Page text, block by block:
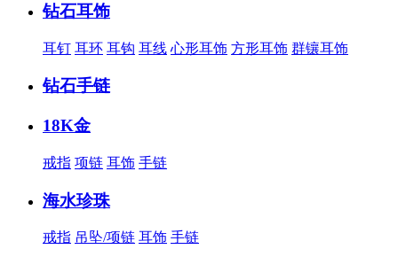
钻石耳饰
耳钉 耳环 耳钩 耳线 心形耳饰 方形耳饰 群镶耳饰
钻石手链
18K金
戒指 项链 耳饰 手链
海水珍珠
戒指 吊坠/项链 耳饰 手链